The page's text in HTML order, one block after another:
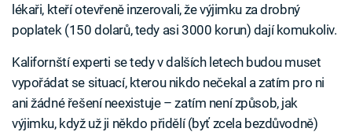
lékaři, kteří otevřeně inzerovali, že výjimku za drobný
poplatek (150 dolarů, tedy asi 3000 korun) dají komukoliv.
Kalifornští experti se tedy v dalších letech budou muset
vypořádat se situací, kterou nikdo nečekal a zatím pro ni
ani žádné řešení neexistuje – zatím není způsob, jak
výjimku, když už ji někdo přidělí (byť zcela bezdůvodně)